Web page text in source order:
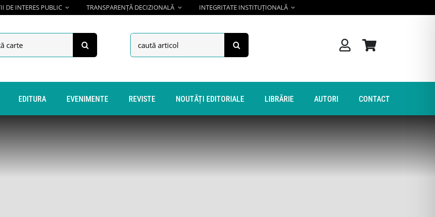
DE INTERES PUBLIC TRANSPARENȚĂ DECIZIONALĂ INTEGRITATE INSTITUȚIONALĂ
Search
for:
EDITURA EVENIMENTE REVISTE NOUTĂȚI EDITORIALE LIBRĂRIE AUTORI CONTACT